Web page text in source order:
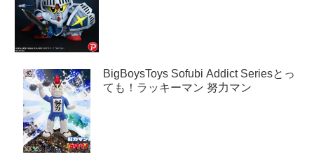
BigBoysToys Sofubi Addict Seriesとっ
ても！ラッキーマン 努力マン